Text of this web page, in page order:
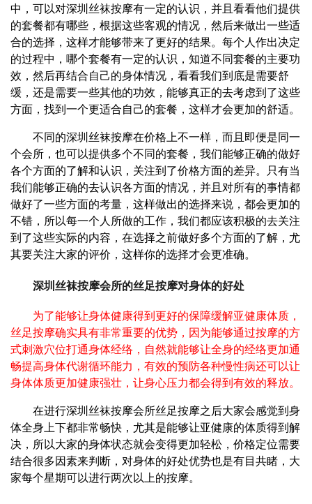
中，可以对深圳丝袜按摩有一定的认识，并且看看他们提供
的套餐都有哪些，根据这些客观的情况，然后来做出一些适
合的选择，这样才能够带来了更好的结果。每个人作出决定
的过程中，哪个套餐有一定的认识，知道不同套餐的主要功
效，然后再结合自己的身体情况，看看我们到底是需要舒
缓，还是需要一些其他的功效，能够真正的去考虑到了这些
方面，找到一个更适合自己的套餐，这样才会更加的舒适。
不同的深圳丝袜按摩在价格上不一样，而且即便是同一
个会所，也可以提供多个不同的套餐，我们能够正确的做好
各个方面的了解和认识，关注到了价格方面的差异。只有当
我们能够正确的去认识各方面的情况，并且对所有的事情都
做好了一些方面的考量，这样做出的选择来说，都会更加的
不错，所以每一个人所做的工作，我们都应该积极的去关注
到了这些实际的内容，在选择之前做好多个方面的了解，尤
其要关注大家的评价，这样你的选择才会更准确。
深圳丝袜按摩会所的丝足按摩对身体的好处
为了能够让身体健康得到更好的保障缓解亚健康体质，
丝足按摩确实具有非常重要的优势，因为能够通过按摩的方
式刺激穴位打通身体经络，自然就能够让全身的经络更加通
畅提高身体代谢循环能力，有效的预防各种慢性病还可以让
身体体质更加健康强壮，让身心压力都会得到有效的释放。
在进行深圳丝袜按摩会所丝足按摩之后大家会感觉到身
体全身上下都非常畅快，尤其是能够让亚健康的体质得到解
决，所以大家的身体状态就会变得更加轻松，价格定位需要
结合很多因素来判断，对身体的好处优势也是有目共睹，大
家每个星期可以进行两次以上的按摩。